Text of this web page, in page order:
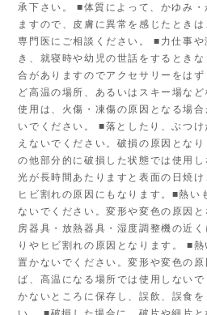
承下さい。 ■体質によって、かゆみ・
ますので、皮膚に異常を感じたときは
専門医にご相談ください。 ■力仕事や
き、就寝時や幼児の世話をするとき
合がありますのでアクセサリーをは
ど高温の場所、あるいはスキー場な
使用は、火傷・凍傷の原因となる場
いでください。 ■落としたり、ぶつ
えないでください。破損の原因とな
の他部分的に破損した状態では使用
光が長時間あたりますと表面の日焼
ヒビ割れの原因にもなります。■熱い
ないでください。変形や変色の原因
房器具・放熱器具・湿度調整機の近
りやヒビ割れの原因となります。 ■
置かないでください。変形や変色の
ば、高温になる場所では使用しない
かないところに保存し、誤飲、誤食